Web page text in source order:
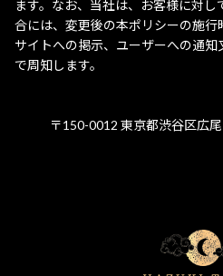
ます。なお、当社は、お客様に対
合には、変更後の本ポリシーの施
サイトへの掲示、ユーザーへの通
で周知します。
〒150-0012 東京都渋谷区広